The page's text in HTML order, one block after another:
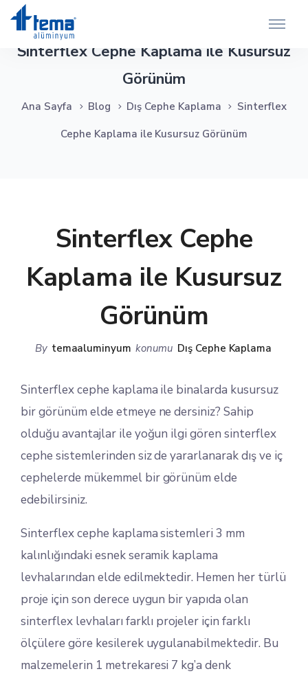
Sinterflex Cephe Kaplama ile Kusursuz
Görünüm
Ana Sayfa Blog Dış Cephe Kaplama
Sinterflex
Cephe Kaplama ile Kusursuz Görünüm
Sinterflex Cephe
Kaplama ile Kusursuz
Görünüm
By temaaluminyum konumu Dış Cephe Kaplama
Sinterflex cephe kaplama ile binalarda kusursuz
bir görünüm elde etmeye ne dersiniz? Sahip
olduğu avantajlar ile yoğun ilgi gören sinterflex
cephe sistemlerinden siz de yararlanarak dış ve iç
cephelerde mükemmel bir görünüm elde
edebilirsiniz.
Sinterflex cephe kaplama sistemleri 3 mm
kalınlığındaki esnek seramik kaplama
levhalarından elde edilmektedir. Hemen her türlü
proje için son derece uygun bir yapıda olan
sinterflex levhaları farklı projeler için farklı
ölçülere göre kesilerek uygulanabilmektedir. Bu
malzemelerin 1 metrekaresi 7 kg’a denk